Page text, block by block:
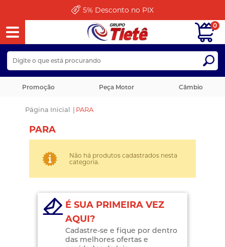
5% Desconto no PIX
Promoção Peça Motor Câmbio
0
Página Inicial | PARA
PARA
Não há produtos cadastrados nesta
categoria.
É SUA PRIMEIRA VEZ
AQUI?
Cadastre-se e fique por dentro
das melhores ofertas e